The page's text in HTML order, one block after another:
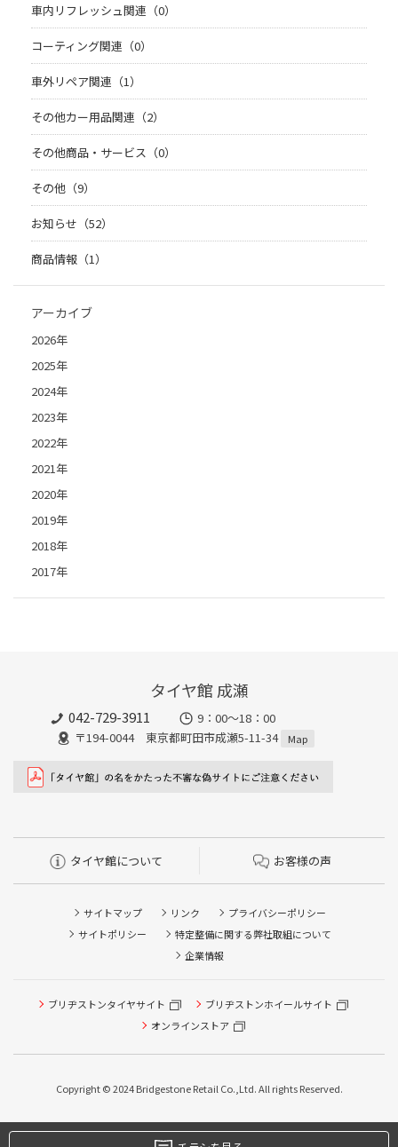
車内リフレッシュ関連（0）
コーティング関連（0）
車外リペア関連（1）
その他カー用品関連（2）
その他商品・サービス（0）
その他（9）
お知らせ（52）
商品情報（1）
アーカイブ
2026年
2025年
2024年
2023年
2022年
2021年
2020年
2019年
2018年
2017年
タイヤ館 成瀬
042-729-3911
9：00～18：00
〒194-0044 東京都町田市成瀬5-11-34
Map
タイヤ館について お客様の声
サイトマップ リンク
プライバシーポリシー
サイトポリシー
特定整備に関する弊社取組について
企業情報
ブリヂストンタイヤサイト
ブリヂストンホイールサイト
オンラインストア
Copyright © 2024 Bridgestone Retail Co.,Ltd. All rights Reserved.